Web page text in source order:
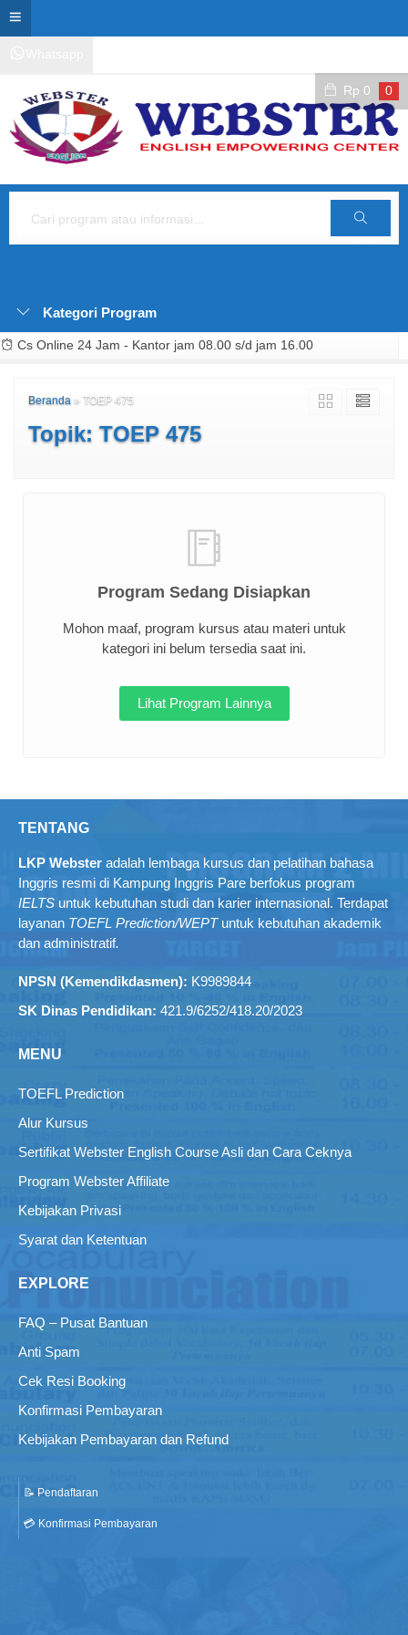
Rp 0 0
Cari
Kategori Program
Cs Online 24 Jam - Kantor jam 08.00 s/d jam 16.00
Beranda » TOEP 475
Topik: TOEP 475
Program Sedang Disiapkan
Mohon maaf, program kursus atau materi untuk
kategori ini belum tersedia saat ini.
Lihat Program Lainnya
TENTANG
LKP Webster adalah lembaga kursus dan pelatihan bahasa
Inggris resmi di Kampung Inggris Pare berfokus program
IELTS untuk kebutuhan studi dan karier internasional. Terdapat
layanan TOEFL Prediction/WEPTuntuk kebutuhan akademik
dan administratif.
NPSN (Kemendikdasmen): K9989844
SK Dinas Pendidikan: 421.9/6252/418.20/2023
MENU
TOEFL Prediction
Alur Kursus
Sertifikat Webster English Course Asli dan Cara Ceknya
Program Webster Affiliate
Kebijakan Privasi
Syarat dan Ketentuan
EXPLORE
FAQ – Pusat Bantuan
Anti Spam
Cek Resi Booking
Konfirmasi Pembayaran
Kebijakan Pembayaran dan Refund
📝 Pendaftaran
💳 Konfirmasi Pembayaran